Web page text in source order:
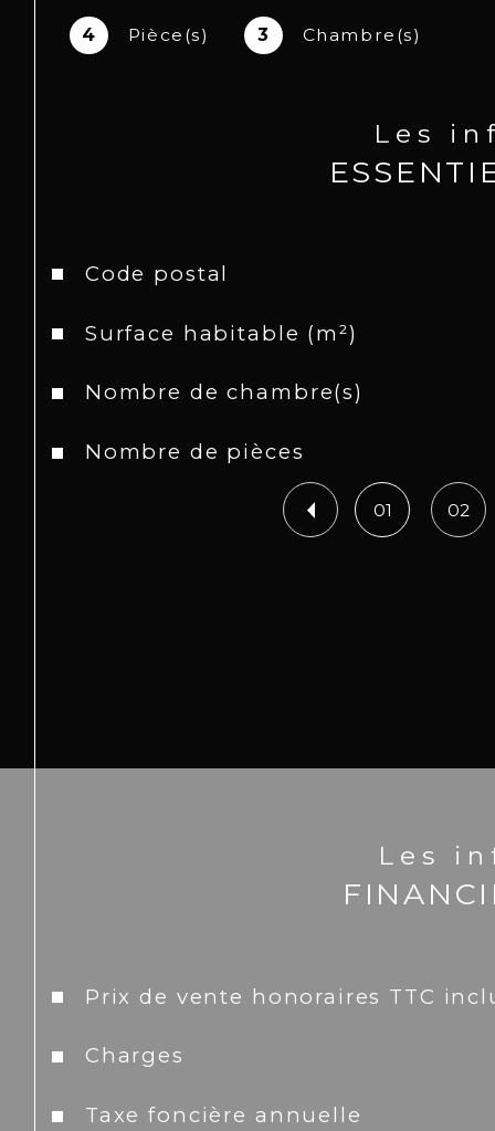
4 Pièce(s) 3 Chambre(s)
Les
Caractéristiques Valeurs
Code postal
Surface habitable (m²)
Nombre de chambre(s)
Nombre de pièces
01 02
Les
Prix de vente honoraires TTC
Charges
Taxe foncière annuelle